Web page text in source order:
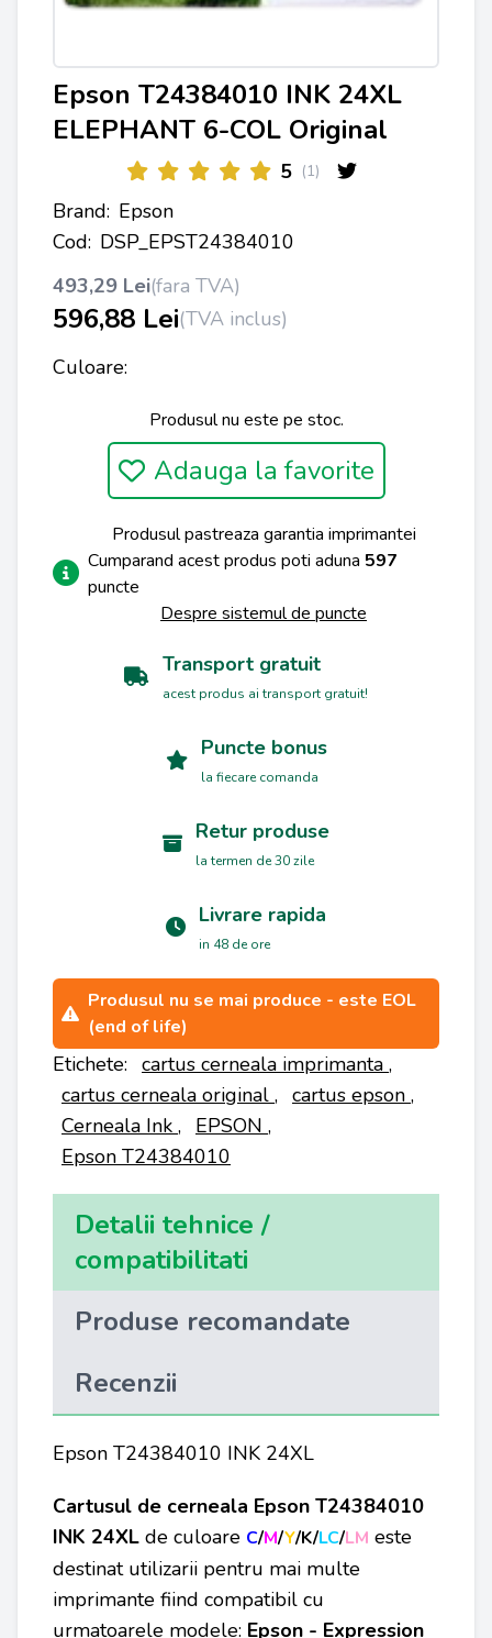
Epson T24384010 INK 24XL
ELEPHANT 6-COL Original
5 (1)
Brand: Epson
Cod: DSP_EPST24384010
493,29 Lei(fara TVA)
596,88 Lei(TVA inclus)
Culoare:
Produsul nu este pe stoc.
Adauga la favorite
Produsul pastreaza garantia imprimantei
Cumparand acest produs poti aduna 597
puncte
Despre sistemul de puncte
Transport gratuit
acest produs ai transport gratuit!
Puncte bonus
la fiecare comanda
Retur produse
la termen de 30 zile
Livrare rapida
in 48 de ore
Produsul nu se mai produce - este EOL
(end of life)
Etichete: cartus cerneala imprimanta ,
cartus cerneala original , cartus epson ,
Cerneala Ink , EPSON ,
Epson T24384010
Detalii tehnice /
compatibilitati
Produse recomandate
Recenzii
Epson T24384010 INK 24XL
Cartusul de cerneala Epson T24384010
INK 24XL de culoare C/M/Y/K/LC/LM este
destinat utilizarii pentru mai multe
imprimante fiind compatibil cu
urmatoarele modele: Epson - Expression